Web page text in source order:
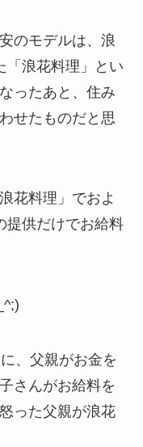
のモデルは、浪
「浪花料理」とい
ったあと、住み
せたものだと思
花料理」でおよ
提供だけでお給料
、父親がお金を
さんがお給料を
った父親が浪花